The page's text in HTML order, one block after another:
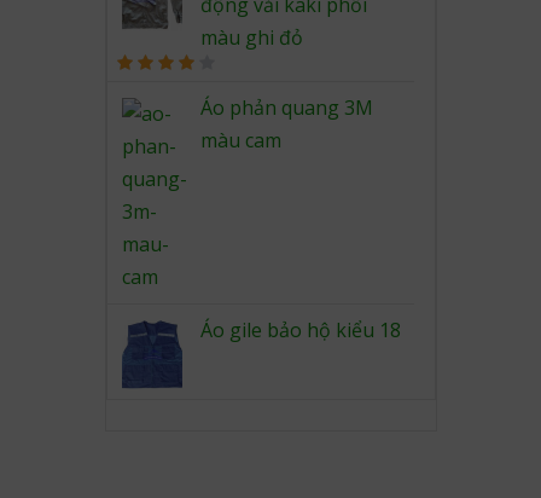
màu ghi đỏ
4.00
of 5
Áo phản quang 3M
màu cam
Áo gile bảo hộ kiểu 18